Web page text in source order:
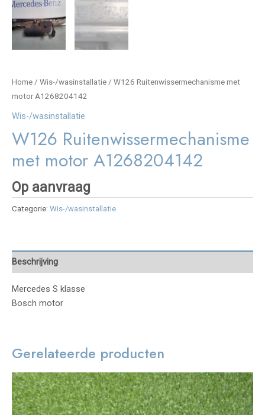
Home / Wis-/wasinstallatie / W126 Ruitenwissermechanisme met
motor A1268204142
Wis-/wasinstallatie
W126 Ruitenwissermechanisme
met motor A1268204142
Op aanvraag
Categorie: Wis-/wasinstallatie
Beschrijving
Mercedes S klasse
Bosch motor
Gerelateerde producten